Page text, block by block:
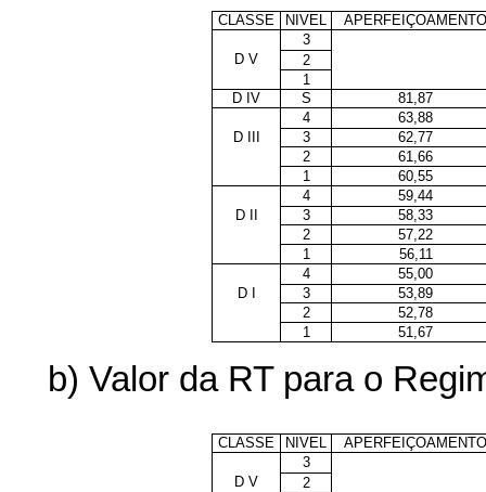
CLASSE NIVEL
APERFEIÇOAMENTO
3
D V
2
1
D IV
S
81,87
4
63,88
D III
3
62,77
2
61,66
1
60,55
4
59,44
D II
3
58,33
2
57,22
1
56,11
4
55,00
D I
3
53,89
2
52,78
1
51,67
b) Valor da RT para o
CLASSE NIVEL
APERFEIÇOAMENTO
3
D V
2